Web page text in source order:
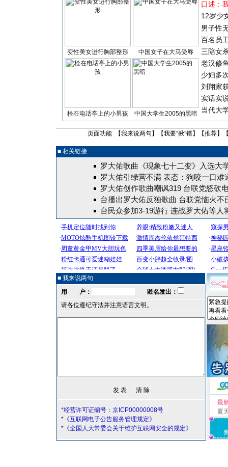
变性美女进行胸部整形 中国女子在大马受辱
栓在电话亭上的小男孩 中国大学生2005的黑暗
口述：
12岁少
男子性
百名员
三陪女
老汉修
少妇多
刘翔家
实话实
当代大
页面功能 【我来说两句 】【我要“揪”错】【推荐】
■ 相关链接
罗大佑歌曲《现象七十二变》入选大
罗大佑引绿营不满 表态：狗咬一口难
罗大佑创作歌曲嘲讽319 台联党怒砍
台播出罗大佑反独歌曲 台联党恼火不
台民众参加3-19游行 连战罗大佑等人
■ 我来说两句
用 户：
匿名发出：
请各位遵纪守法并注意语言文明。
*经营许可证编号：京ICP00000008号
*《互联网电子公告服务管理规定》
*《全国人大常委会关于维护互联网安全的规定》
最
夏